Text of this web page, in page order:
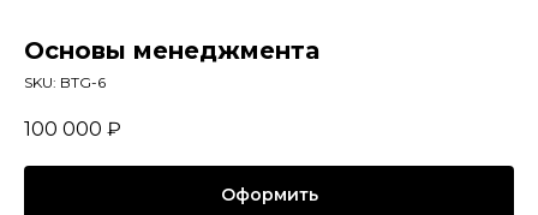
Основы менеджмента
SKU: BTG-6
100 000 ₽
Оформить